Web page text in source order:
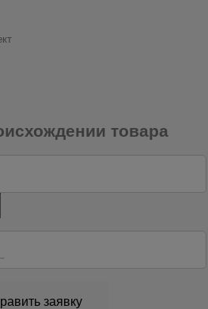
товара
заявку